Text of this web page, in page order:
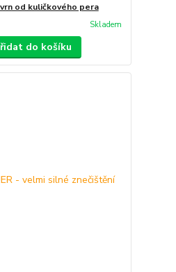
od kuličkového pera
Skladem
do košíku